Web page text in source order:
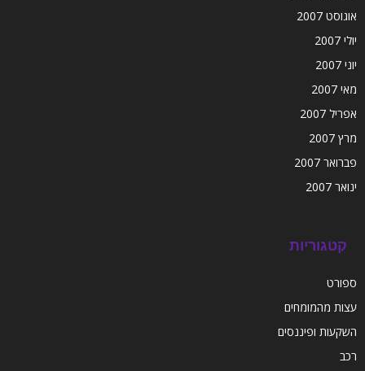
אוגוסט 2007
יולי 2007
יוני 2007
מאי 2007
אפריל 2007
מרץ 2007
פברואר 2007
ינואר 2007
קטגוריות
ספורט
עצות מהמומחים
השקעות ופיננסים
רכב